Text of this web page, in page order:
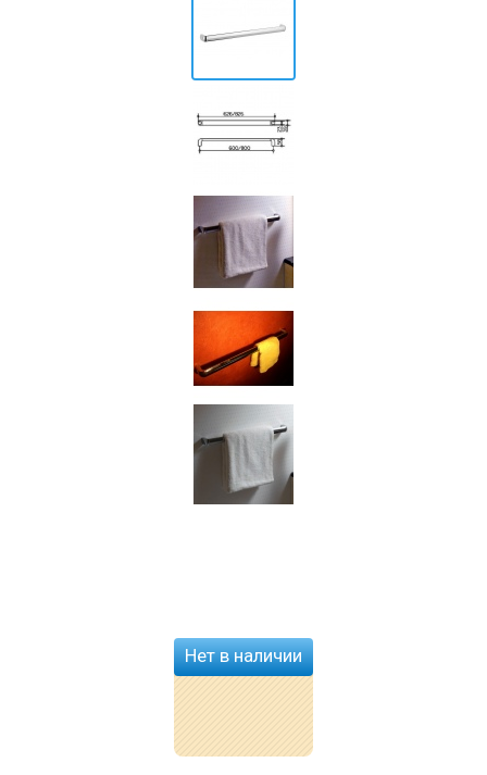
Нет в наличии